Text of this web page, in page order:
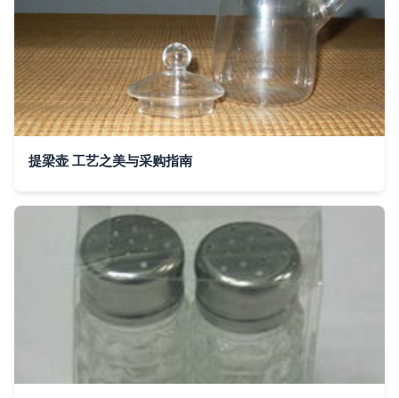
提梁壶 工艺之美与采购指南